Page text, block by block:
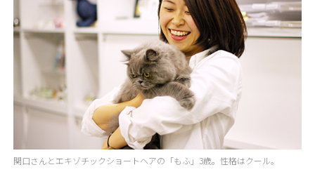
関口さんとエキゾチックショートヘアの「もふ」3歳。性格はクール。